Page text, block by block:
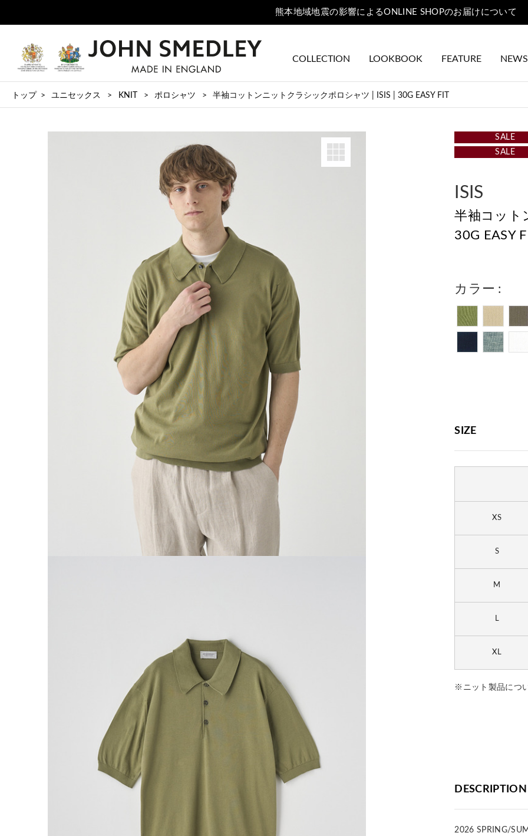
熊本地域地震の影響によるONLINE SHOPのお届けについて
COLLECTION LOOKBOOK FEATURE NEWS
トップ ユニセックス KNIT ポロシャツ 半袖コットンニットクラシックポロシャツ | ISIS | 30G EASY FIT
SALE
SALE
ISIS
半袖コット
30G EASY
カラー
SIZE
XS
S
M
L
XL
※ニット製品につ
DESCRIPTION
2026 SPRING/